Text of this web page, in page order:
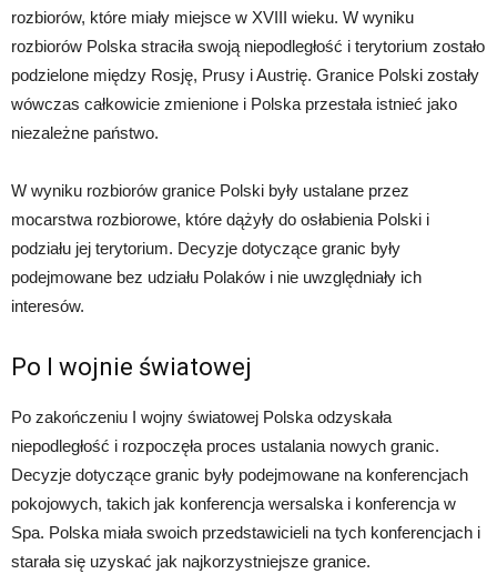
rozbiorów, które miały miejsce w XVIII wieku. W wyniku
rozbiorów Polska straciła swoją niepodległość i terytorium zostało
podzielone między Rosję, Prusy i Austrię. Granice Polski zostały
wówczas całkowicie zmienione i Polska przestała istnieć jako
niezależne państwo.
W wyniku rozbiorów granice Polski były ustalane przez
mocarstwa rozbiorowe, które dążyły do osłabienia Polski i
podziału jej terytorium. Decyzje dotyczące granic były
podejmowane bez udziału Polaków i nie uwzględniały ich
interesów.
Po I wojnie światowej
Po zakończeniu I wojny światowej Polska odzyskała
niepodległość i rozpoczęła proces ustalania nowych granic.
Decyzje dotyczące granic były podejmowane na konferencjach
pokojowych, takich jak konferencja wersalska i konferencja w
Spa. Polska miała swoich przedstawicieli na tych konferencjach i
starała się uzyskać jak najkorzystniejsze granice.